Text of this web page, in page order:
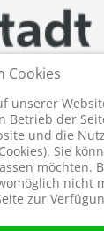
Cookies
unserer
Betrieb der
und die
Sie
möchten.
nicht
zur